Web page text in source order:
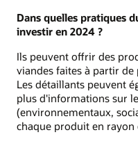
Dans quelles pratiques
investir en 2024 ?
Ils peuvent offrir des
viandes faites à partir de
Les détaillants peuvent
plus d'informations sur
(environnementaux,
chaque produit en rayon